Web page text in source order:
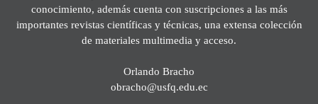
conocimiento, además cuenta con suscripciones a las más
importantes revistas científicas y técnicas, una extensa colección
de materiales multimedia y acceso.
Orlando Bracho
obracho@usfq.edu.ec